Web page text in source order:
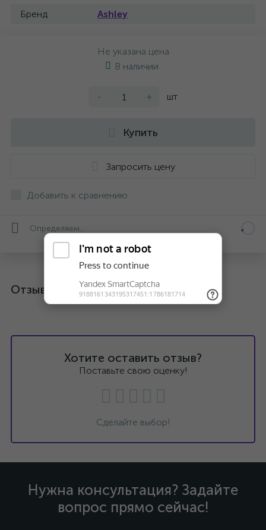
Бренд
Ashley
Не указана цена
В наличии
- + шт
Купить
Запросить цену
Добавить к сравнению
Определяем...
Отзывы
Хотите оставить отзыв?
Поставьте свою оценку!
Сделайте выбор!
Нужна консультация? Задайте
вопрос прямо сейчас!